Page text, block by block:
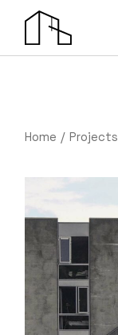
Home Projects